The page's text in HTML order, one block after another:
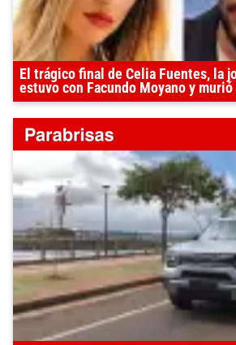
El trágico final de Celia Fuentes, la
estuvo con Facundo Moyano y